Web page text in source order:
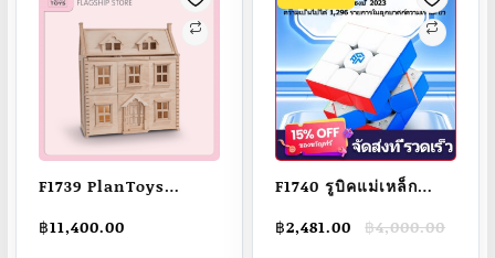
Toys New Born Toys
F1739 PlanToys
ของเล่นไม้บ้านตุ๊กตาแป
฿11,400.00
F1740 รูบิคแม่เหล็ก
ของเล่นปริศนารูป
฿4,000.00
Original
฿2,481.00
Current